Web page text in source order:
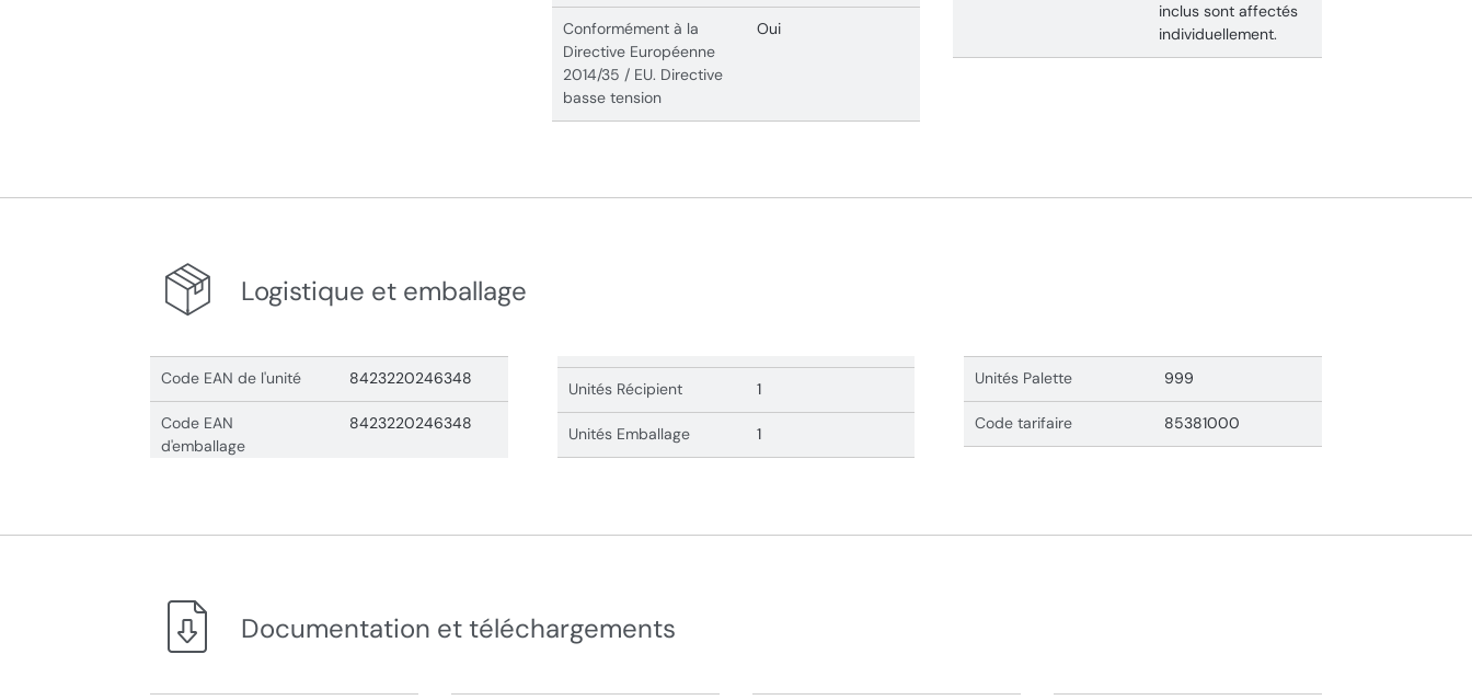
Conformément à la
Directive Européenne
2014/35 / EU. Directive
basse tension
Oui
inclus sont affectés
individuellement.
Logistique et emballage
Code EAN de l'unité 8423220246348
Code EAN
d'emballage
8423220246348
Unités Récipient 1
Unités Emballage 1
Unités Palette 999
Code tarifaire 85381000
Documentation et téléchargements